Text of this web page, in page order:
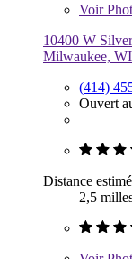
Voir
10400 W
Milwaukee,
(414)
Ouvert
Distance
2,5